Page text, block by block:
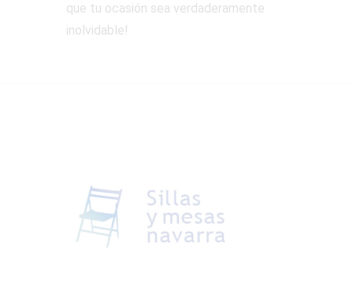
que tu ocasión sea verdaderamente
inolvidable!